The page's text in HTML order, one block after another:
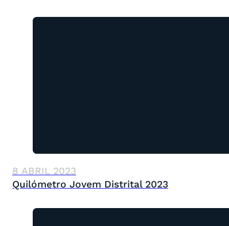
8 ABRIL 2023
Quilómetro Jovem Distrital 2023